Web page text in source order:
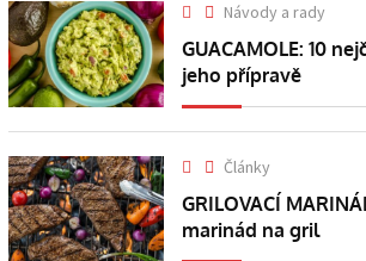
Návody a rady
GUACAMOLE: 10
jeho přípravě
Články
GRILOVACÍ
marinád na gril